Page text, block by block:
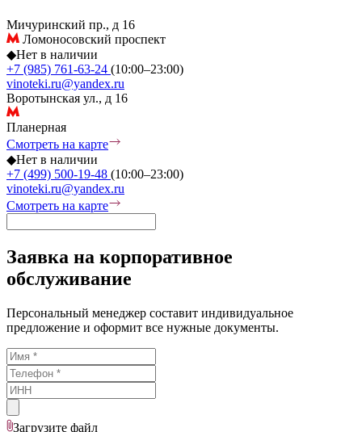
Мичуринский пр., д 16
Ломоносовский проспект
◆Нет в наличии
+7 (985) 761-63-24 (10:00–23:00)
vinoteki.ru@yandex.ru
Воротынская ул., д 16
Планерная
Смотреть на карте
◆Нет в наличии
+7 (499) 500-19-48 (10:00–23:00)
vinoteki.ru@yandex.ru
Смотреть на карте
Заявка на корпоративное
обслуживание
Персональный менеджер составит индивидуальное
предложение и оформит все нужные документы.
Загрузите файл